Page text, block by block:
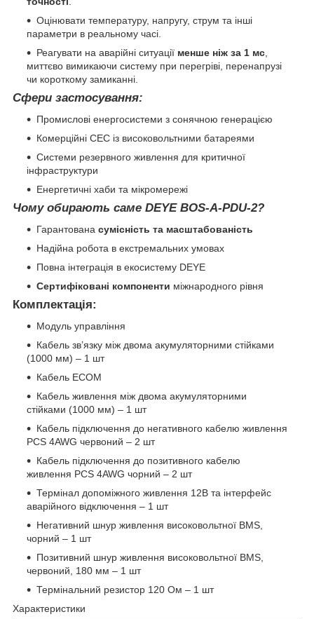
Оцінювати температуру, напругу, струм та інші
параметри в реальному часі.
Реагувати на аварійні ситуації менше ніж за 1 мс,
миттєво вимикаючи систему при перегріві, перенапрузі
чи короткому замиканні.
Сфери застосування:
Промислові енергосистеми з сонячною генерацією
Комерційні СЕС із високовольтними батареями
Системи резервного живлення для критичної
інфраструктури
Енергетичні хаби та мікромережі
Чому обирають саме DEYE BOS-A-PDU-2?
Гарантована сумісність та масштабованість
Надійна робота в екстремальних умовах
Повна інтеграція в екосистему DEYE
Сертифіковані компоненти міжнародного рівня
Комплектація:
Модуль управління
Кабель зв’язку між двома акумуляторними стійками
(1000 мм) – 1 шт
Кабель ECOM
Кабель живлення між двома акумуляторними
стійками (1000 мм) – 1 шт
Кабель підключення до негативного кабелю живлення
PCS 4AWG червоний – 2 шт
Кабель підключення до позитивного кабелю
живлення PCS 4AWG чорний – 2 шт
Термінал допоміжного живлення 12В та інтерфейс
аварійного відключення – 1 шт
Негативний шнур живлення високовольтної BMS,
чорний – 1 шт
Позитивний шнур живлення високовольтної BMS,
червоний, 180 мм – 1 шт
Термінальний резистор 120 Ом – 1 шт
Характеристики